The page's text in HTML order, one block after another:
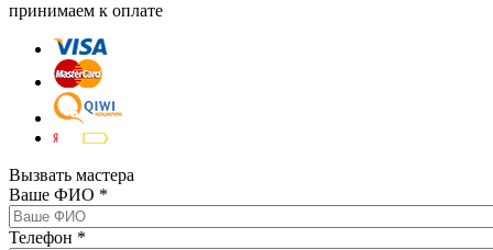
принимаем к оплате
Вызвать мастера
Ваше ФИО *
Телефон *